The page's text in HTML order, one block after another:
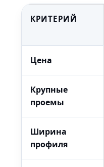
КРИТЕРИЙ
Цена
Крупные
проемы
Ширина
профиля